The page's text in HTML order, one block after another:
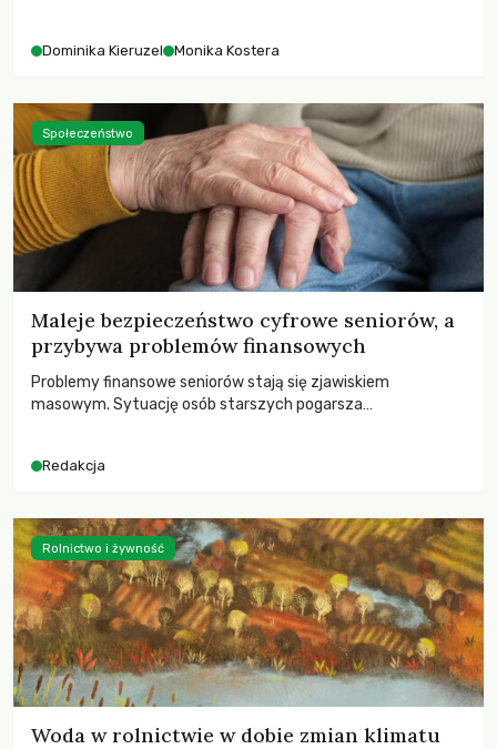
Dominika Kieruzel Monika Kostera
Maleje bezpieczeństwo cyfrowe seniorów, a
przybywa problemów finansowych
Problemy finansowe seniorów stają się zjawiskiem
masowym. Sytuację osób starszych pogarsza
Redakcja
Społeczeństwo
Woda w rolnictwie w dobie zmian klimatu
Rolnictwo i żywność